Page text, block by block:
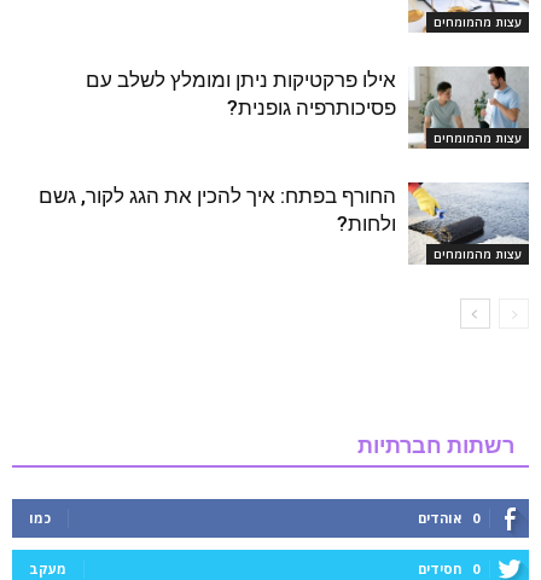
עצות מהמומחים
עצות מהמומחים
אילו פרקטיקות ניתן ומומלץ לשלב עם
פסיכותרפיה גופנית?
עצות מהמומחים
החורף בפתח: איך להכין את הגג לקור, גשם
ולחות?
רשתות חברתיות
0 אוהדים כמו
0 חסידים מעקב